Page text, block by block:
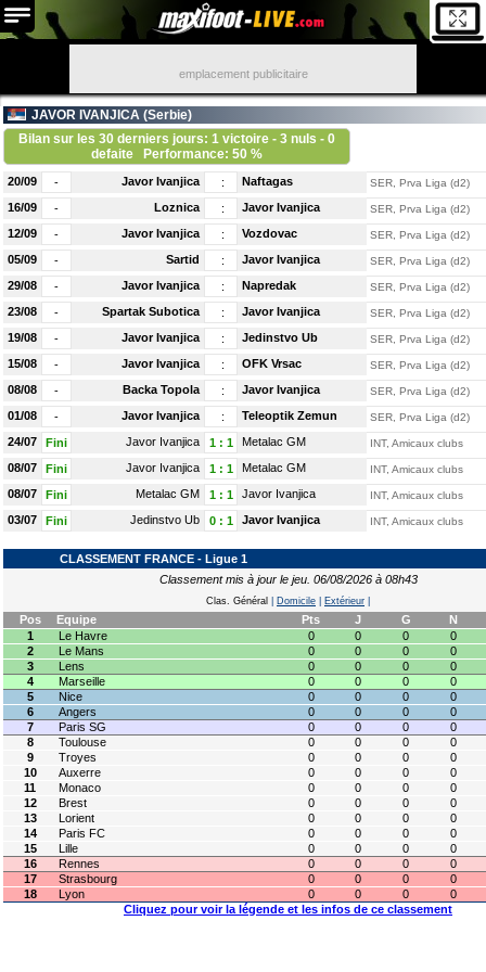
emplacement publicitaire
JAVOR IVANJICA (Serbie)
Bilan sur les 30 derniers jours: 1 victoire - 3 nuls - 0
defaite
Performance: 50 %
20/09 - Javor Ivanjica : Naftagas SER, Prva Liga (d2)
16/09 - Loznica : Javor Ivanjica SER, Prva Liga (d2)
12/09 - Javor Ivanjica : Vozdovac SER, Prva Liga (d2)
05/09 - Sartid : Javor Ivanjica SER, Prva Liga (d2)
29/08 - Javor Ivanjica : Napredak SER, Prva Liga (d2)
23/08 - Spartak Subotica : Javor Ivanjica SER, Prva Liga (d2)
19/08 - Javor Ivanjica : Jedinstvo Ub SER, Prva Liga (d2)
15/08 - Javor Ivanjica : OFK Vrsac SER, Prva Liga (d2)
08/08 - Backa Topola : Javor Ivanjica SER, Prva Liga (d2)
01/08 - Javor Ivanjica : Teleoptik Zemun SER, Prva Liga (d2)
24/07 Fini Javor Ivanjica 1: 1 Metalac GM INT, Amicaux clubs
08/07 Fini Javor Ivanjica 1: 1 Metalac GM INT, Amicaux clubs
08/07 Fini Metalac GM 1: 1 Javor Ivanjica INT, Amicaux clubs
03/07 Fini Jedinstvo Ub 0: 1 Javor Ivanjica INT, Amicaux clubs
CLASSEMENT FRANCE - Ligue 1
Classement mis à jour le jeu. 06/08/2026 à 08h43
Clas. Général Domicile Extérieur
Pos Equipe Pts J G
N
1
Le Havre 0 0 0
0
2
Le Mans 0 0 0
0
3
Lens 0 0 0
0
4
Marseille 0 0 0
0
5
Nice 0 0 0
0
6
Angers 0 0 0
0
7
Paris SG 0 0 0
0
8
Toulouse 0 0 0
0
9
Troyes 0 0 0
0
10
Auxerre 0 0 0
0
11
Monaco 0 0 0
0
12
Brest 0 0 0
0
13
Lorient 0 0 0
0
14
Paris FC 0 0 0
0
15
Lille 0 0 0
0
16
Rennes 0 0 0
0
17
Strasbourg 0 0 0
0
18
Lyon 0 0 0
0
Cliquez pour voir la légende et les infos de ce classement